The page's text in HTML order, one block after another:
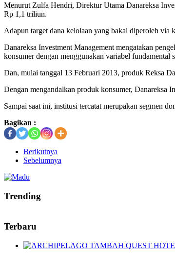
Menurut Zulfa Hendri, Direktur Utama Danareksa
Rp 1,1 triliun.
Adapun target dana kelolaan yang bakal diperoleh
Danareksa Investment Management mengatakan
konsumer dengan menggunakan variabel fundamental
Dan, mulai tanggal 13 Februari 2013, produk Reksa
Dengan mengandalkan produk konsumer, Danareksa
Sampai saat ini, institusi tercatat merupakan segmen
Bagikan :
Berikutnya
Sebelumnya
Trending
Terbaru